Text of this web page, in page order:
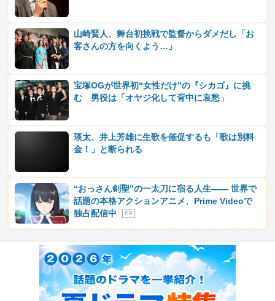
山崎賢人、舞台初挑戦で監督からダメだし「お
客さんの方を向くよう…」
宝塚OGが世界初“女性だけ”の『シカゴ』に挑
む 男役は「オヤジ化して背中に哀愁」
瑛太、井上芳雄に生歌を催促するも「歌は別料
金！」と断られる
“おっさん剣聖”の一太刀に宿る人生―― 世界で
話題の本格アクションアニメ、Prime Videoで
独占配信中
P R